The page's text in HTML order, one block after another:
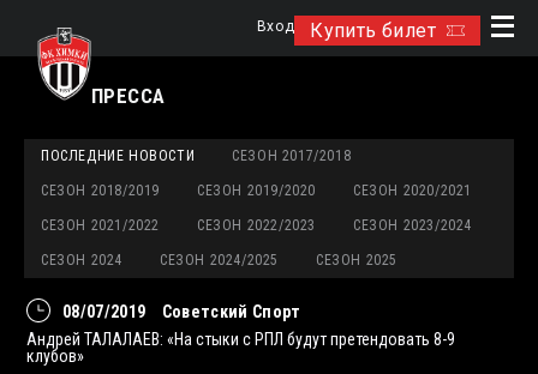
Купить билет
Вход
ПРЕССА
ПОСЛЕДНИЕ НОВОСТИ СЕЗОН 2017/2018
СЕЗОН 2018/2019 СЕЗОН 2019/2020 СЕЗОН 2020/2021
СЕЗОН 2021/2022 СЕЗОН 2022/2023 СЕЗОН 2023/2024
СЕЗОН 2024 СЕЗОН 2024/2025 СЕЗОН 2025
08/07/2019
Советский Спорт
Андрей ТАЛАЛАЕВ: «На стыки с РПЛ будут претендовать 8-9
клубов»